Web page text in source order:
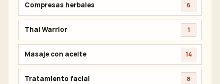
Compresas herbales 6
Thai Warrior 1
Masaje con aceite 14
Tratamiento facial 8